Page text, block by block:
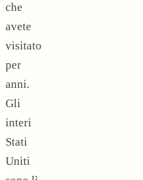
che
avete
visitato
per
anni.
Gli
interi
Stati
Uniti